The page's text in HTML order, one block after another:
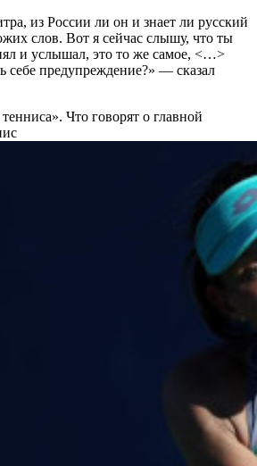
из России ли он и знает ли русский
слов. Вот я сейчас слышу, что ты
и услышал, это то же самое, <…>
себе предупреждение?» — сказал
Что говорят о главной